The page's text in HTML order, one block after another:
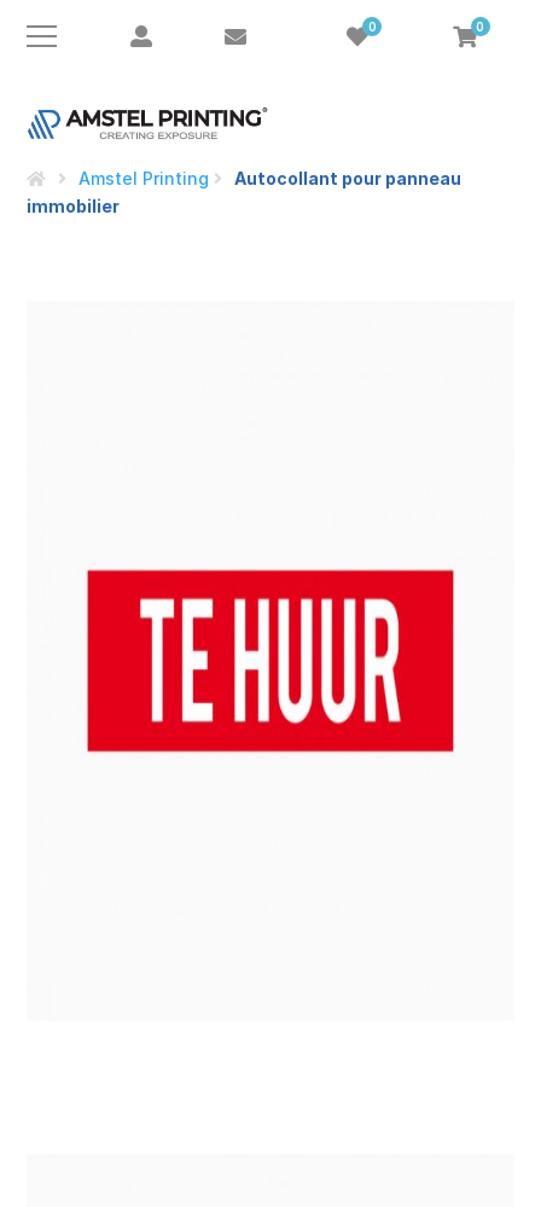
0 0
Amstel Printing
Autocollant pour panneau
immobilier